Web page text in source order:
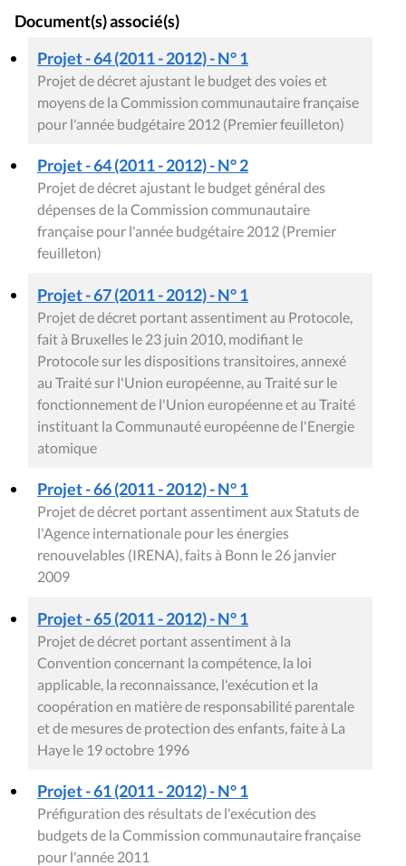
Document(s) associé(s)
Projet - 64 (2011 - 2012) - N° 1
Projet de décret ajustant le budget des voies et
moyens de la Commission communautaire française
pour l'année budgétaire 2012 (Premier feuilleton)
Projet - 64 (2011 - 2012) - N° 2
Projet de décret ajustant le budget général des
dépenses de la Commission communautaire
française pour l'année budgétaire 2012 (Premier
feuilleton)
Projet - 67 (2011 - 2012) - N° 1
Projet de décret portant assentiment au Protocole,
fait à Bruxelles le 23 juin 2010, modifiant le
Protocole sur les dispositions transitoires, annexé
au Traité sur l'Union européenne, au Traité sur le
fonctionnement de l'Union européenne et au Traité
instituant la Communauté européenne de l'Energie
atomique
Projet - 66 (2011 - 2012) - N° 1
Projet de décret portant assentiment aux Statuts de
l'Agence internationale pour les énergies
renouvelables (IRENA), faits à Bonn le 26 janvier
2009
Projet - 65 (2011 - 2012) - N° 1
Projet de décret portant assentiment à la
Convention concernant la compétence, la loi
applicable, la reconnaissance, l'exécution et la
coopération en matière de responsabilité parentale
et de mesures de protection des enfants, faite à La
Haye le 19 octobre 1996
Projet - 61 (2011 - 2012) - N° 1
Préfiguration des résultats de l'exécution des
budgets de la Commission communautaire française
pour l'année 2011